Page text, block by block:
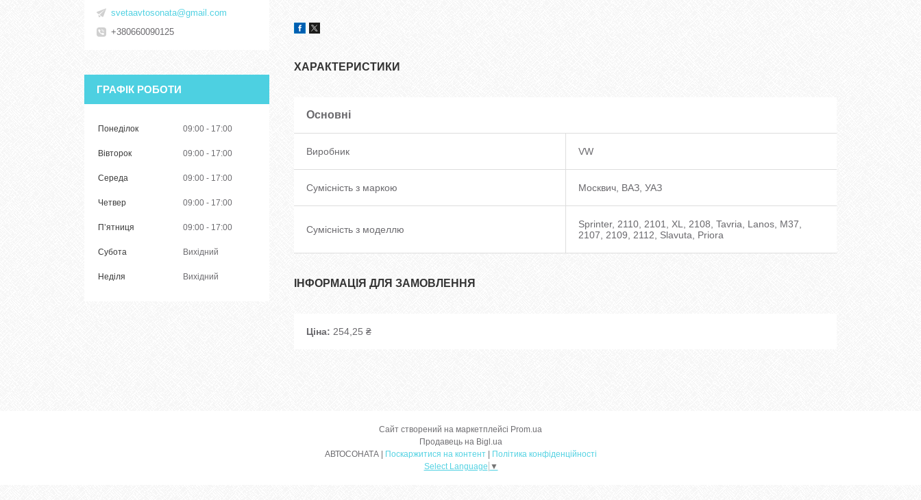
ХАРАКТЕРИСТИКИ
Основні
Виробник VW
Сумісність з маркою Москвич, ВАЗ, УАЗ
Сумісність з моделлю
Sprinter, 2110, 2101, XL, 2108, Tavria, Lanos, M37,
2107, 2109, 2112, Slavuta, Priora
ІНФОРМАЦІЯ ДЛЯ ЗАМОВЛЕННЯ
Ціна: 254,25 ₴
svetaavtosonata@gmail.com
+380660090125
ГРАФІК РОБОТИ
Понеділок 09:00 17:00
Вівторок 09:00 17:00
Середа 09:00 17:00
Четвер 09:00 17:00
Пʼятниця 09:00 17:00
Субота Вихідний
Неділя Вихідний
Сайт створений на маркетплейсі Prom.ua
Продавець на Bigl.ua
АВТОСОНАТА | Поскаржитися на контент | Політика конфіденційності
Select Language ▼